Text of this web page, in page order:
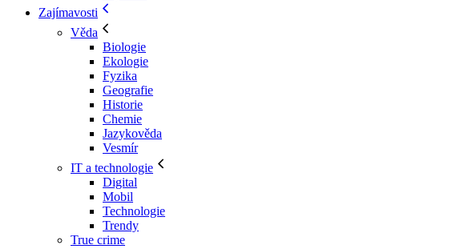
Zajímavosti
Věda
Biologie
Ekologie
Fyzika
Geografie
Historie
Chemie
Jazykověda
Vesmír
IT a technologie
Digital
Mobil
Technologie
Trendy
True crime